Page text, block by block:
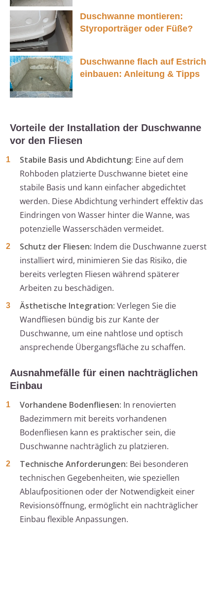
Duschwanne montieren:
Styroporträger oder Füße?
Duschwanne flach auf Estrich
einbauen: Anleitung & Tipps
Vorteile der Installation der Duschwanne
vor den Fliesen
Stabile Basis und Abdichtung: Eine auf dem
Rohboden platzierte Duschwanne bietet eine
stabile Basis und kann einfacher abgedichtet
werden. Diese Abdichtung verhindert effektiv das
Eindringen von Wasser hinter die Wanne, was
potenzielle Wasserschäden vermeidet.
Schutz der Fliesen: Indem die Duschwanne zuerst
installiert wird, minimieren Sie das Risiko, die
bereits verlegten Fliesen während späterer
Arbeiten zu beschädigen.
Ästhetische Integration: Verlegen Sie die
Wandfliesen bündig bis zur Kante der
Duschwanne, um eine nahtlose und optisch
ansprechende Übergangsfläche zu schaffen.
Ausnahmefälle für einen nachträglichen
Einbau
Vorhandene Bodenfliesen: In renovierten
Badezimmern mit bereits vorhandenen
Bodenfliesen kann es praktischer sein, die
Duschwanne nachträglich zu platzieren.
Technische Anforderungen: Bei besonderen
technischen Gegebenheiten, wie speziellen
Ablaufpositionen oder der Notwendigkeit einer
Revisionsöffnung, ermöglicht ein nachträglicher
Einbau flexible Anpassungen.